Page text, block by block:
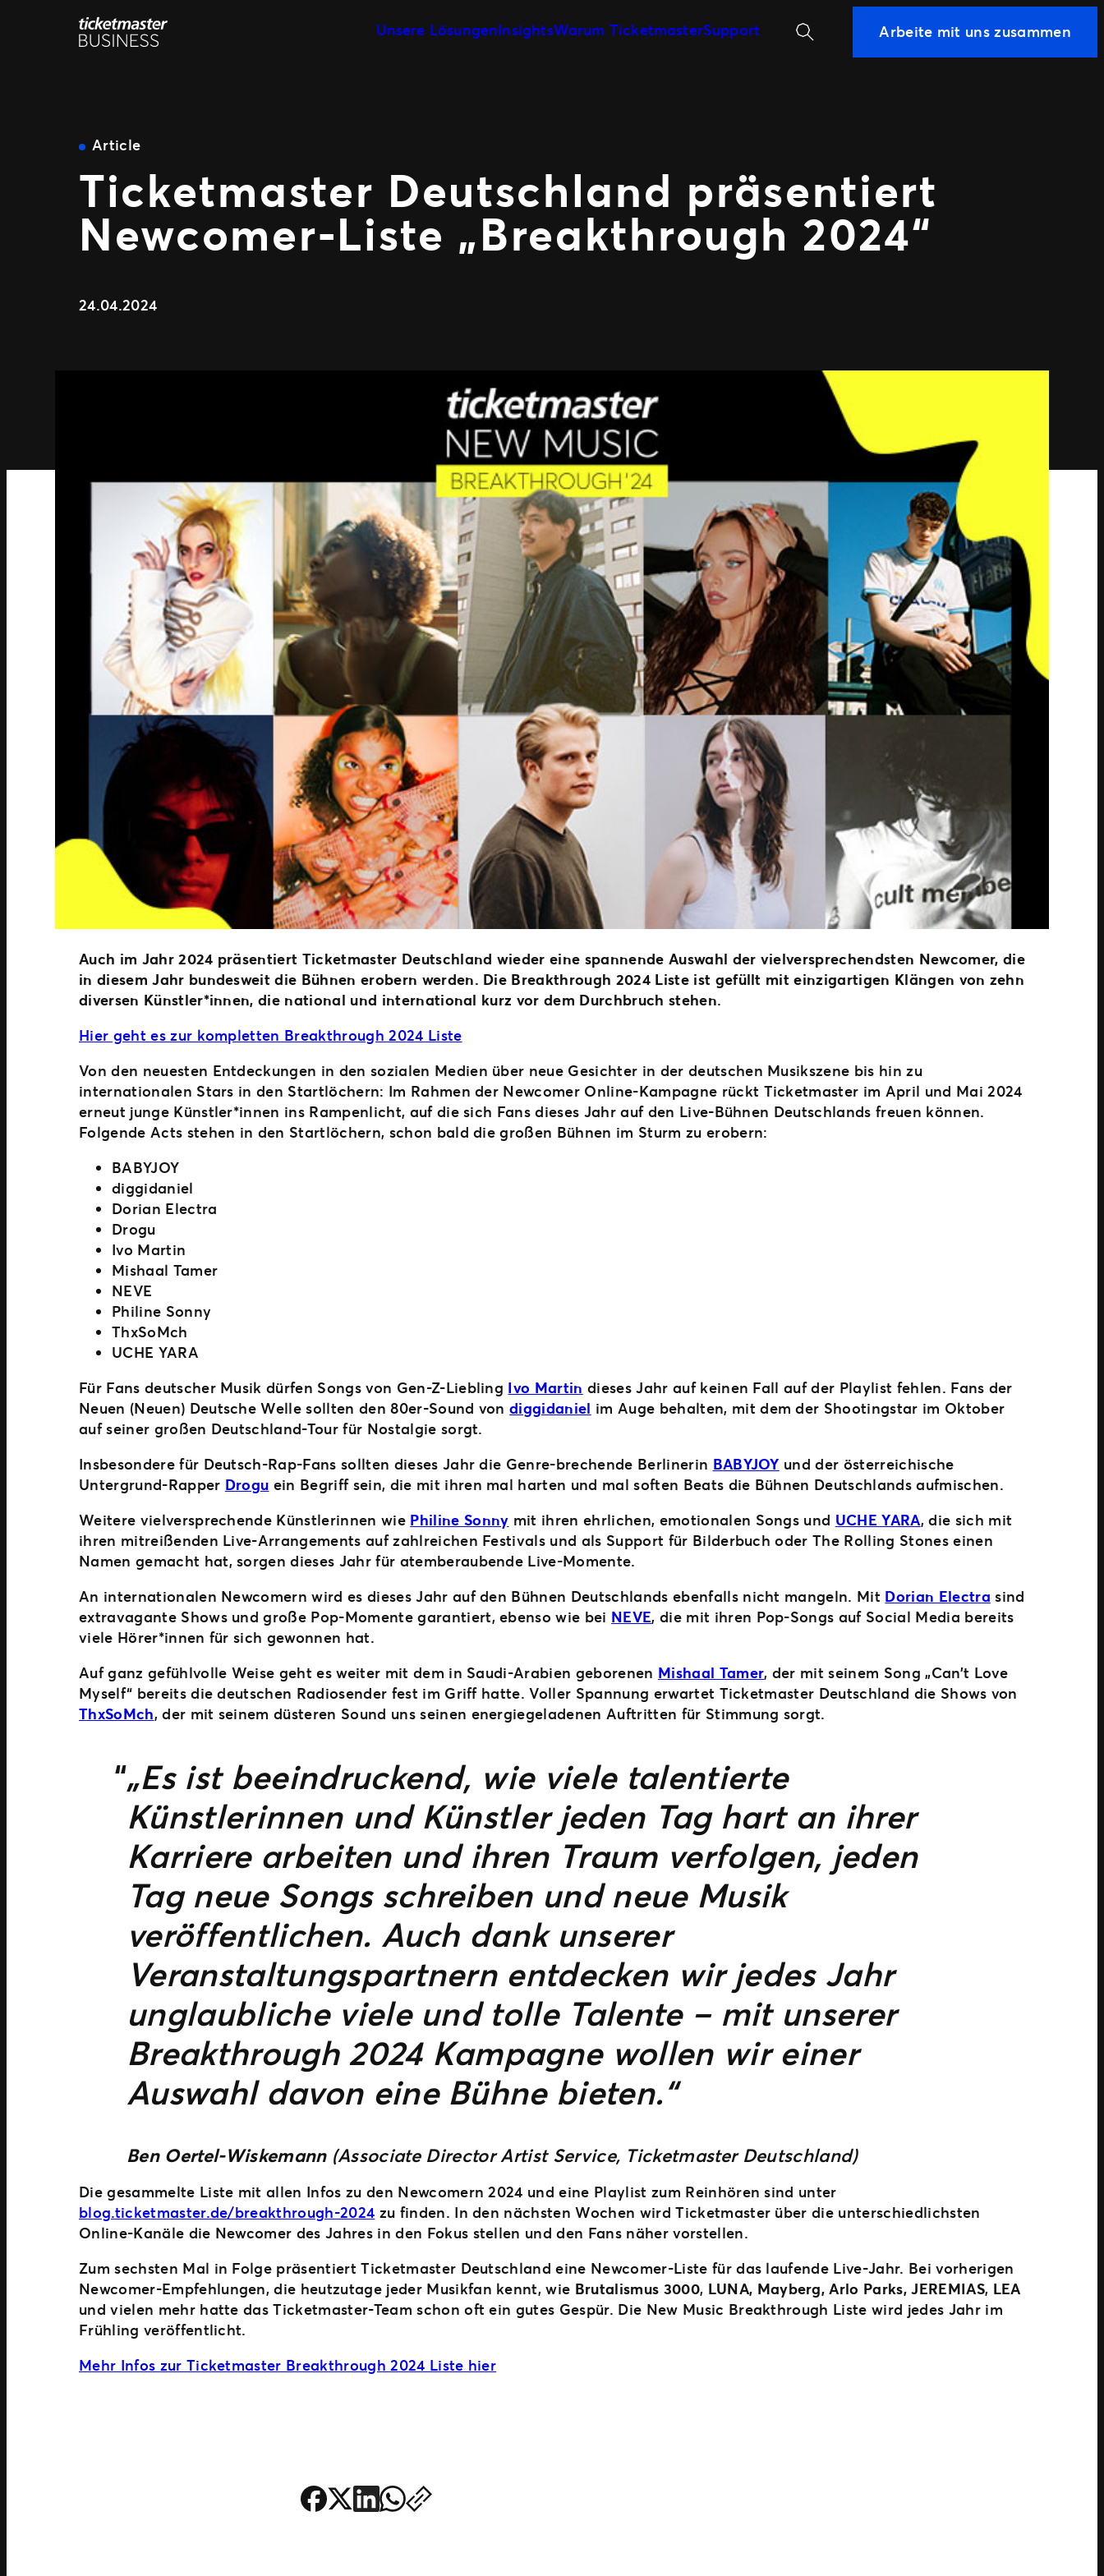
Unsere LösungenInsightsWarum TicketmasterSupport Suchen Arbeite mit uns zusammen
Article
Ticketmaster Deutschland präsentiert
Newcomer-Liste „Breakthrough 2024“
24.04.2024
Auch im Jahr 2024 präsentiert Ticketmaster Deutschland wieder eine spannende Auswahl der vielversprechendsten Newcomer, die
in diesem Jahr bundesweit die Bühnen erobern werden. Die Breakthrough 2024 Liste ist gefüllt mit einzigartigen Klängen von zehn
diversen Künstler*innen, die national und international kurz vor dem Durchbruch stehen.
Hier geht es zur kompletten Breakthrough 2024 Liste
Von den neuesten Entdeckungen in den sozialen Medien über neue Gesichter in der deutschen Musikszene bis hin zu
internationalen Stars in den Startlöchern: Im Rahmen der Newcomer Online-Kampagne rückt Ticketmaster im April und Mai 2024
erneut junge Künstler*innen ins Rampenlicht, auf die sich Fans dieses Jahr auf den Live-Bühnen Deutschlands freuen können.
Folgende Acts stehen in den Startlöchern, schon bald die großen Bühnen im Sturm zu erobern:
BABYJOY
diggidaniel
Dorian Electra
Drogu
Ivo Martin
Mishaal Tamer
NEVE
Philine Sonny
ThxSoMch
UCHE YARA
Für Fans deutscher Musik dürfen Songs von Gen-Z-Liebling Ivo Martin dieses Jahr auf keinen Fall auf der Playlist fehlen. Fans der
Neuen (Neuen) Deutsche Welle sollten den 80er-Sound vondiggidaniel im Auge behalten, mit dem der Shootingstar im Oktober
auf seiner großen Deutschland-Tour für Nostalgie sorgt.
Insbesondere für Deutsch-Rap-Fans sollten dieses Jahr die Genre-brechende Berlinerin BABYJOY und der österreichische
Untergrund-Rapper Drogu ein Begriff sein, die mit ihren mal harten und mal soften Beats die Bühnen Deutschlands aufmischen.
Weitere vielversprechende Künstlerinnen wie Philine Sonny mit ihren ehrlichen, emotionalen Songs und UCHE YARA, die sich mit
ihren mitreißenden Live-Arrangements auf zahlreichen Festivals und als Support für Bilderbuch oder The Rolling Stones einen
Namen gemacht hat, sorgen dieses Jahr für atemberaubende Live-Momente.
An internationalen Newcomern wird es dieses Jahr auf den Bühnen Deutschlands ebenfalls nicht mangeln. Mit Dorian Electra sind
extravagante Shows und große Pop-Momente garantiert, ebenso wie bei NEVE, die mit ihren Pop-Songs auf Social Media bereits
viele Hörer*innen für sich gewonnen hat.
Auf ganz gefühlvolle Weise geht es weiter mit dem in Saudi-Arabien geborenen Mishaal Tamer, der mit seinem Song „Can’t Love
Myself“ bereits die deutschen Radiosender fest im Griff hatte. Voller Spannung erwartet Ticketmaster Deutschland die Shows von
ThxSoMch, der mit seinem düsteren Sound uns seinen energiegeladenen Auftritten für Stimmung sorgt.
„Es ist beeindruckend, wie viele talentierte
Künstlerinnen und Künstler jeden Tag hart an ihrer
Karriere arbeiten und ihren Traum verfolgen, jeden
Tag neue Songs schreiben und neue Musik
veröffentlichen. Auch dank unserer
Veranstaltungspartnern entdecken wir jedes Jahr
unglaubliche viele und tolle Talente – mit unserer
Breakthrough 2024 Kampagne wollen wir einer
Auswahl davon eine Bühne bieten.“
Ben Oertel-Wiskemann(Associate Director Artist Service, Ticketmaster Deutschland)
Die gesammelte Liste mit allen Infos zu den Newcomern 2024 und eine Playlist zum Reinhören sind unter
blog.ticketmaster.de/breakthrough-2024 zu finden. In den nächsten Wochen wird Ticketmaster über die unterschiedlichsten
Online-Kanäle die Newcomer des Jahres in den Fokus stellen und den Fans näher vorstellen.
Zum sechsten Mal in Folge präsentiert Ticketmaster Deutschland eine Newcomer-Liste für das laufende Live-Jahr. Bei vorherigen
Newcomer-Empfehlungen, die heutzutage jeder Musikfan kennt, wie Brutalismus 3000, LUNA, Mayberg, Arlo Parks, JEREMIAS, LEA
und vielen mehr hatte das Ticketmaster-Team schon oft ein gutes Gespür. Die New Music Breakthrough Liste wird jedes Jahr im
Frühling veröffentlicht.
Mehr Infos zur Ticketmaster Breakthrough 2024 Liste hier